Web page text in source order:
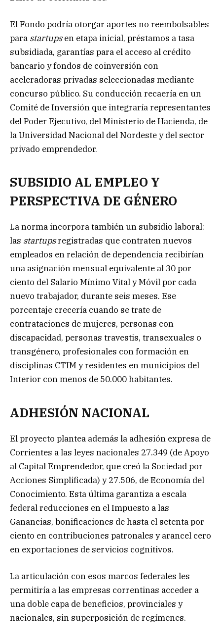
El Fondo podría otorgar aportes no reembolsables
para startupsen etapa inicial, préstamos a tasa
subsidiada, garantías para el acceso al crédito
bancario y fondos de coinversión con
aceleradoras privadas seleccionadas mediante
concurso público. Su conducción recaería en un
Comité de Inversión que integraría representantes
del Poder Ejecutivo, del Ministerio de Hacienda, de
la Universidad Nacional del Nordeste y del sector
privado emprendedor.
SUBSIDIO AL EMPLEO Y
PERSPECTIVA DE GÉNERO
La norma incorpora también un subsidio laboral:
las startupsregistradas que contraten nuevos
empleados en relación de dependencia recibirían
una asignación mensual equivalente al 30 por
ciento del Salario Mínimo Vital y Móvil por cada
nuevo trabajador, durante seis meses. Ese
porcentaje crecería cuando se trate de
contrataciones de mujeres, personas con
discapacidad, personas travestis, transexuales o
transgénero, profesionales con formación en
disciplinas CTIM y residentes en municipios del
Interior con menos de 50.000 habitantes.
ADHESIÓN NACIONAL
El proyecto plantea además la adhesión expresa de
Corrientes a las leyes nacionales 27.349 (de Apoyo
al Capital Emprendedor, que creó la Sociedad por
Acciones Simplificada) y 27.506, de Economía del
Conocimiento. Esta última garantiza a escala
federal reducciones en el Impuesto a las
Ganancias, bonificaciones de hasta el setenta por
ciento en contribuciones patronales y arancel cero
en exportaciones de servicios cognitivos.
La articulación con esos marcos federales les
permitiría a las empresas correntinas acceder a
una doble capa de beneficios, provinciales y
nacionales, sin superposición de regímenes.